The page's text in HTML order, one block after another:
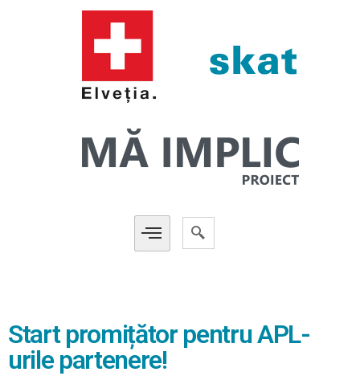
Start promițător pentru APL-
urile partenere!